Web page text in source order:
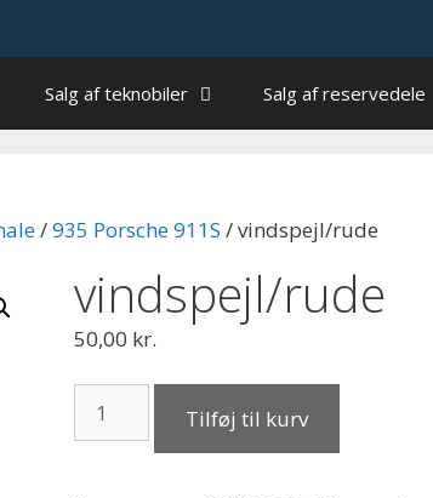
Salg af teknobiler Salg af reservedele
/935 Porsche 911S / vindspejl/rude
vindspejl/rude
50,00 kr.
antal
Tilføj til kurv